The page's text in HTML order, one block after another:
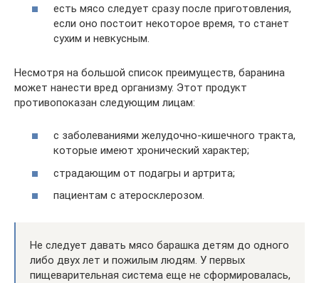
есть мясо следует сразу после приготовления,
если оно постоит некоторое время, то станет
сухим и невкусным.
Несмотря на большой список преимуществ, баранина
может нанести вред организму. Этот продукт
противопоказан следующим лицам:
с заболеваниями желудочно-кишечного тракта,
которые имеют хронический характер;
страдающим от подагры и артрита;
пациентам с атеросклерозом.
Не следует давать мясо барашка детям до одного
либо двух лет и пожилым людям. У первых
пищеварительная система еще не сформировалась,